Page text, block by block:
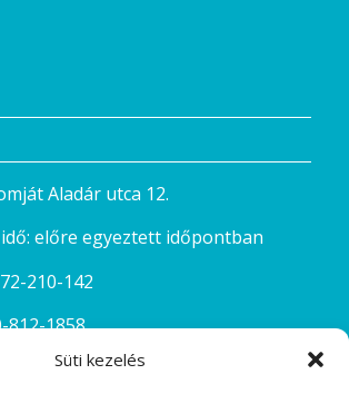
Süti kezelés
Aladár utca 12.
előre egyeztett időpontban
210-142
812-1858